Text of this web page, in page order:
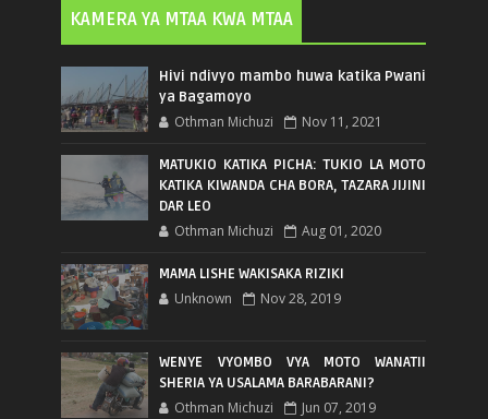
KAMERA YA MTAA KWA MTAA
Hivi ndivyo mambo huwa katika Pwani
ya Bagamoyo
Othman Michuzi Nov 11, 2021
MATUKIO KATIKA PICHA: TUKIO LA MOTO
KATIKA KIWANDA CHA BORA, TAZARA JIJINI
DAR LEO
Othman Michuzi Aug 01, 2020
MAMA LISHE WAKISAKA RIZIKI
Unknown Nov 28, 2019
WENYE VYOMBO VYA MOTO WANATII
SHERIA YA USALAMA BARABARANI?
Othman Michuzi Jun 07, 2019